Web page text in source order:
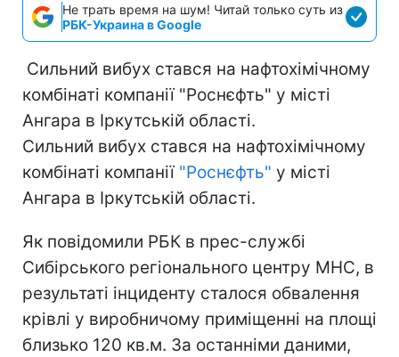
Не трать время на шум! Читай только суть из
РБК-Украина в Google
Сильний вибух стався на нафтохімічному
комбінаті компанії "Роснєфть" у місті
Ангара в Іркутській області.
Сильний вибух стався на нафтохімічному
комбінаті компанії "Роснєфть" у місті
Ангара в Іркутській області.
Як повідомили РБК в прес-службі
Сибірського регіонального центру МНС, в
результаті інциденту сталося обвалення
крівлі у виробничому приміщенні на площі
близько 120 кв.м. За останніми даними,